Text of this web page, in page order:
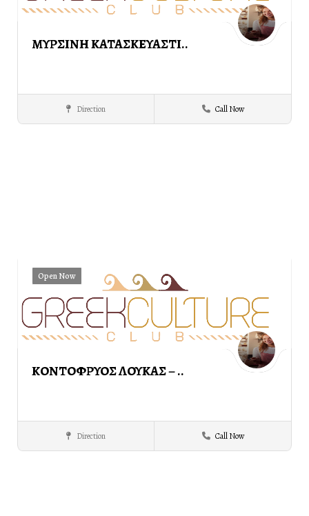
ΜΥΡΣΙΝΗ ΚΑΤΑΣΚΕΥΑΣΤΙ..
PROMOTIONALDirection Call Now
Open Now
ΚΟΝΤΟΦΡΥΟΣ ΛΟΥΚΑΣ – ..
PROMOTIONALDirection Call Now